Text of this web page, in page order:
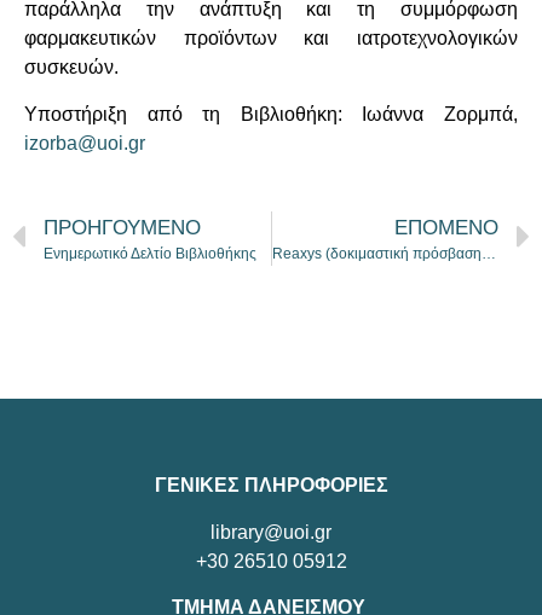
παράλληλα την ανάπτυξη και τη συμμόρφωση
φαρμακευτικών προϊόντων και ιατροτεχνολογικών
συσκευών.
Υποστήριξη από τη Βιβλιοθήκη: Ιωάννα Ζορμπά,
izorba@uoi.gr
ΠΡΟΗΓΟΥΜΕΝΟ
Ενημερωτικό Δελτίο Βιβλιοθήκης
ΕΠΟΜΕΝΟ
Reaxys (δοκιμαστική πρόσβαση) – χημική βιβλιογραφία
ΓΕΝΙΚΕΣ ΠΛΗΡΟΦΟΡΙΕΣ
library@uoi.gr
+30 26510 05912
ΤΜΗΜΑ ΔΑΝΕΙΣΜΟΥ